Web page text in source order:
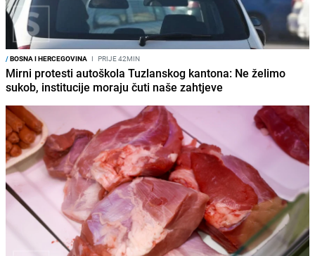
/BOSNA I HERCEGOVINA I PRIJE 42MIN
Mirni protesti autoškola Tuzlanskog kantona: Ne želimo
sukob, institucije moraju čuti naše zahtjeve